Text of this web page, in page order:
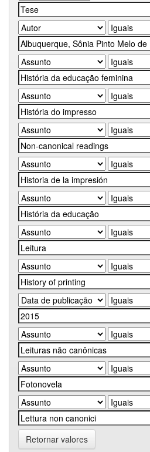
Retornar valores